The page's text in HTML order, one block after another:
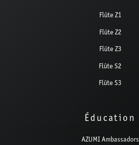
Flûte Z1
Flûte Z2
Flûte Z3
Flûte S2
Flûte S3
Éducation
AZUMI Ambassadors